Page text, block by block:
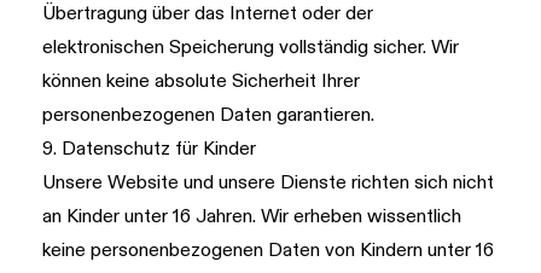
Übertragung über das Internet oder der
elektronischen Speicherung vollständig sicher. Wir
können keine absolute Sicherheit Ihrer
personenbezogenen Daten garantieren.
9. Datenschutz für Kinder
Unsere Website und unsere Dienste richten sich nicht
an Kinder unter 16 Jahren. Wir erheben wissentlich
keine personenbezogenen Daten von Kindern unter 16